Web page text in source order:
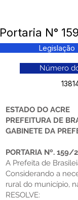
Portaria N°
Legislação
Número
ESTADO DO ACRE
PREFEITURA DE
GABINETE DA
PORTARIA Nº. 159/
A Prefeita de
Considerando a
rural do município,
RESOLVE: